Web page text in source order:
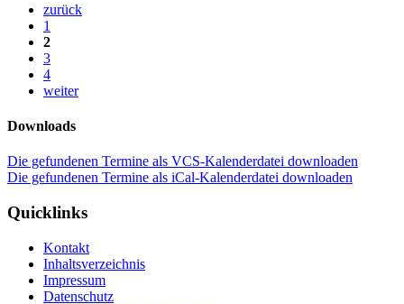
zurück
1
2
3
4
weiter
Downloads
Die gefundenen Termine als VCS-Kalenderdatei downloaden
Die gefundenen Termine als iCal-Kalenderdatei downloaden
Quicklinks
Kontakt
Inhaltsverzeichnis
Impressum
Datenschutz